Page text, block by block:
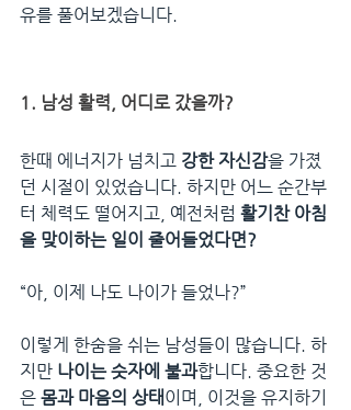
유를 풀어보겠습니다.
1. 남성 활력, 어디로 갔을까?
한때 에너지가 넘치고 강한 자신감을 가졌
던 시절이 있었습니다. 하지만 어느 순간부
터 체력도 떨어지고, 예전처럼 활기찬 아침
을 맞이하는 일이 줄어들었다면?
“아, 이제 나도 나이가 들었나?”
이렇게 한숨을 쉬는 남성들이 많습니다. 하
지만 나이는 숫자에 불과합니다. 중요한 것
은 몸과 마음의 상태이며, 이것을 유지하기